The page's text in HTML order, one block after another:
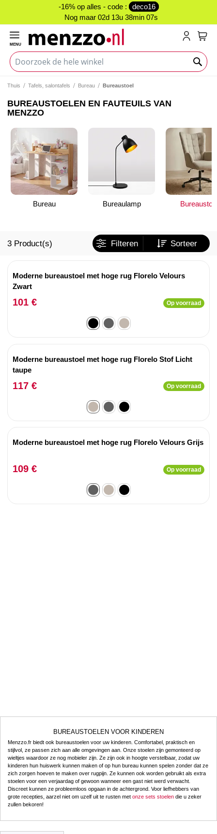
-16% op alles - code :
deco16
Nog maar 02d 13u 38min 07s
MENU
Thuis Tafels, salontafels Bureau Bureaustoel
BUREAUSTOELEN EN FAUTEUILS VAN
MENZZO
Bureau Bureaulamp
3 Product(s) Filteren Sorteer
Moderne bureaustoel met hoge rug Florelo Velours
Zwart
101 € Op voorraad
Moderne bureaustoel met hoge rug Florelo Stof Licht
taupe
117 € Op voorraad
Moderne bureaustoel met hoge rug Florelo Velours Grijs
109 € Op voorraad
BUREAUSTOELEN VOOR KINDEREN
Menzzo.fr biedt ook bureaustoelen voor uw kinderen. Comfortabel, praktisch en
stijlvol, ze passen zich aan alle omgevingen aan. Onze stoelen zijn gemonteerd op
wieltjes waardoor ze nog mobieler zijn. Ze zijn ook in hoogte verstelbaar, zodat uw
kinderen hun huiswerk kunnen maken of op hun bureau kunnen spelen zonder dat ze
zich zorgen hoeven te maken over rugpijn. Ze kunnen ook worden gebruikt als extra
stoelen voor een verjaardag of gewoon wanneer een gast niet werd verwacht.
Discreet kunnen ze probleemloos opgaan in de achtergrond. Voor liefhebbers van
grote recepties, aarzel niet om uzelf uit te rusten met onze sets stoelen die u zeker
zullen bekoren!